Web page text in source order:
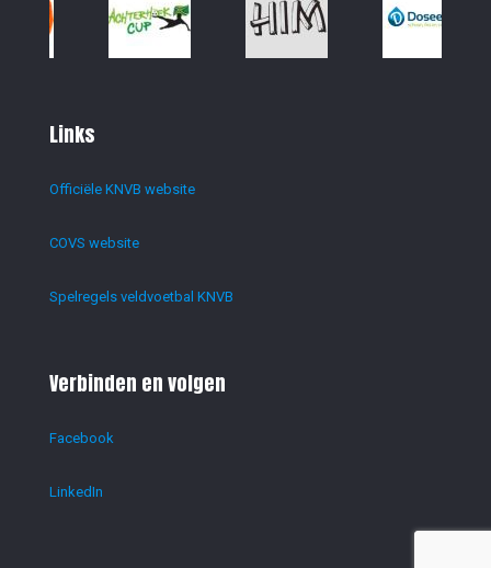
Links
Officiële KNVB website
COVS website
Spelregels veldvoetbal KNVB
Verbinden en volgen
Facebook
LinkedIn